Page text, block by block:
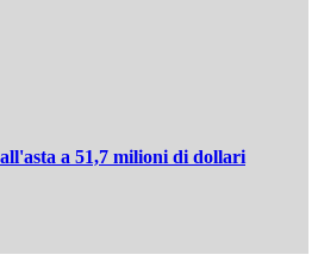
a 51,7 milioni di dollari